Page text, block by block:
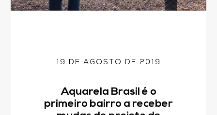
Avenida Eiffel, 819 - Aquarela das Artes Bairro Planejado,
19 DE AGOSTO DE 2019
Aquarela Brasil é o
primeiro bairro a receber